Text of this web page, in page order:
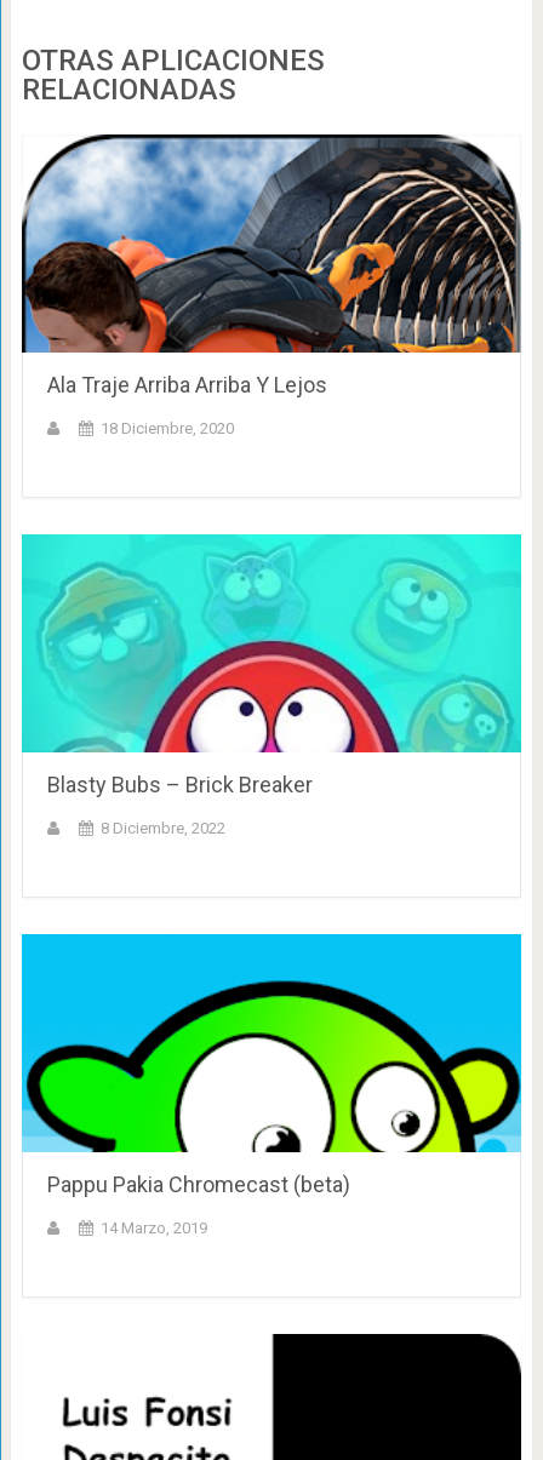
OTRAS APLICACIONES
RELACIONADAS
Ala Traje Arriba Arriba Y Lejos
18 Diciembre, 2020
Blasty Bubs – Brick Breaker
8 Diciembre, 2022
Pappu Pakia Chromecast (beta)
14 Marzo, 2019